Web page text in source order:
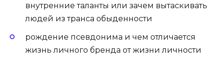
внутренние таланты или зачем вытаскивать
людей из транса обыденности
рождение псевдонима и чем отличается
жизнь личного бренда от жизни личности